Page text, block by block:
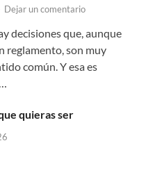
Dejar un comentario
decisiones que, aunque
reglamento, son muy
común. Y esa es
quieras ser